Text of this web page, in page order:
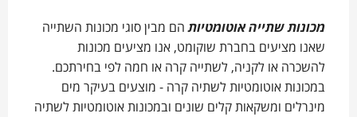
מכונות שתייה אוטומטיות הם מבין סוגי מכונות השתייה
שאנו מציעים בחברת שוקומט, אנו מציעים מכונות
להשכרה או לקניה, לשתייה קרה או חמה לפי בחירתכם.
במכונות אוטומטיות לשתיה קרה - מוצעים בעיקר מים
מינרלים ומשקאות קלים שונים ובמכונות אוטומטיות לשתיה